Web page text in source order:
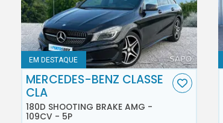
EM DESTAQUE
MERCEDES-BENZ CLASSE
CLA
180D SHOOTING BRAKE AMG -
109CV - 5P